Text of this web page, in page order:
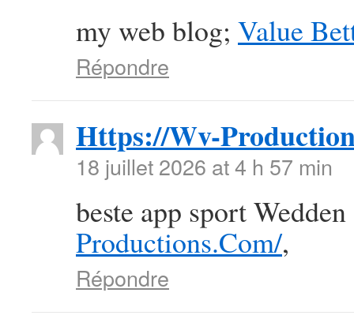
my web blog; Value
Répondre
Https://Wv-
18 juillet 2026 at 4 h 57 min
beste app sport
Productions.Com/,
Répondre